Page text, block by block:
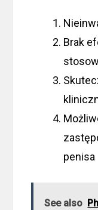
Brak
penisa
See also